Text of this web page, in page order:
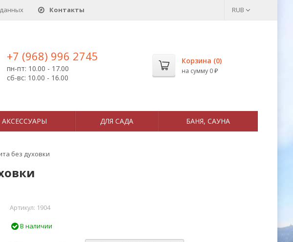
Контакты RUB
+7 (968) 996 2745
пн-пт: 10.00 - 17.00
сб-вс: 10.00 - 16.00
Корзина (0)
на сумму 0 ₽
АКСЕССУАРЫ ДЛЯ САДА БАНЯ, САУНА
без духовки
Артикул: 1904
В наличии